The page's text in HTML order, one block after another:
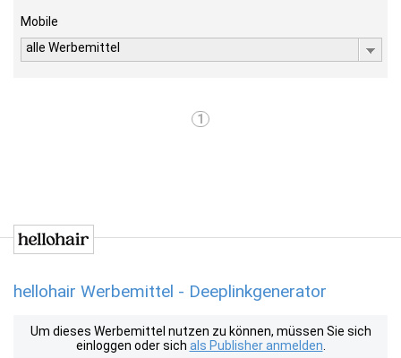
Mobile
alle Werbemittel
1
hellohair Werbemittel - Deeplinkgenerator
Um dieses Werbemittel nutzen zu können, müssen Sie sich
einloggen oder sich als Publisher anmelden